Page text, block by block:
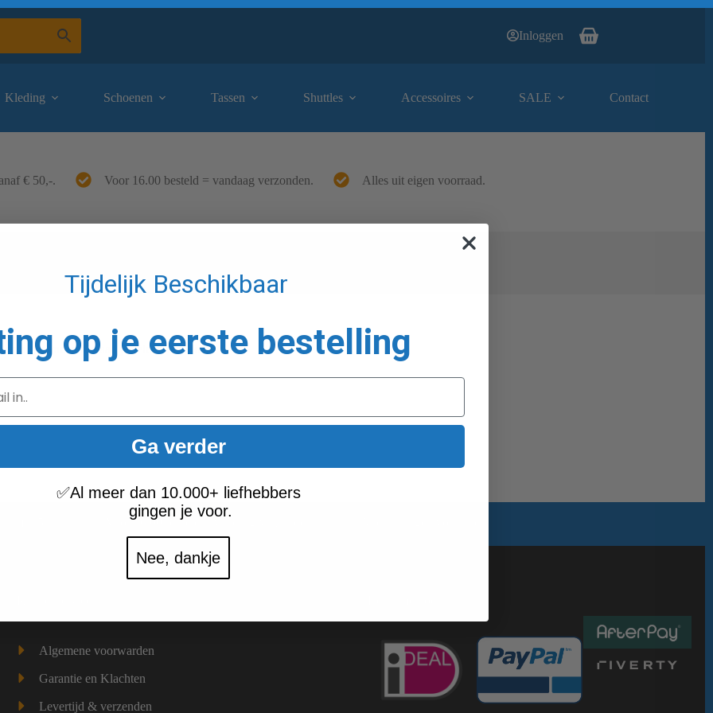
Inloggen Winkelwagen
Kleding Schoenen Tassen Shuttles Accessoires SALE Contact
€ 50,-. Voor 16.00 besteld = vandaag verzonden. Alles uit eigen voorraad.
gevonden die aan je selectie voldoen.
Voor 16.00 besteld = vandaag verzonden
Algemene voorwarden
Garantie en Klachten
Levertijd & verzenden
Tijdelijk Beschikbaar
op je eerste bestelling
Ga verder
✅Al meer dan 10.000+ liefhebbers
gingen je voor.
Nee, dankje